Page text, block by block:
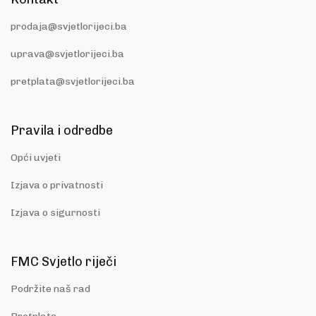
prodaja@svjetlorijeci.ba
uprava@svjetlorijeci.ba
pretplata@svjetlorijeci.ba
Pravila i odredbe
Opći uvjeti
Izjava o privatnosti
Izjava o sigurnosti
FMC Svjetlo riječi
Podržite naš rad